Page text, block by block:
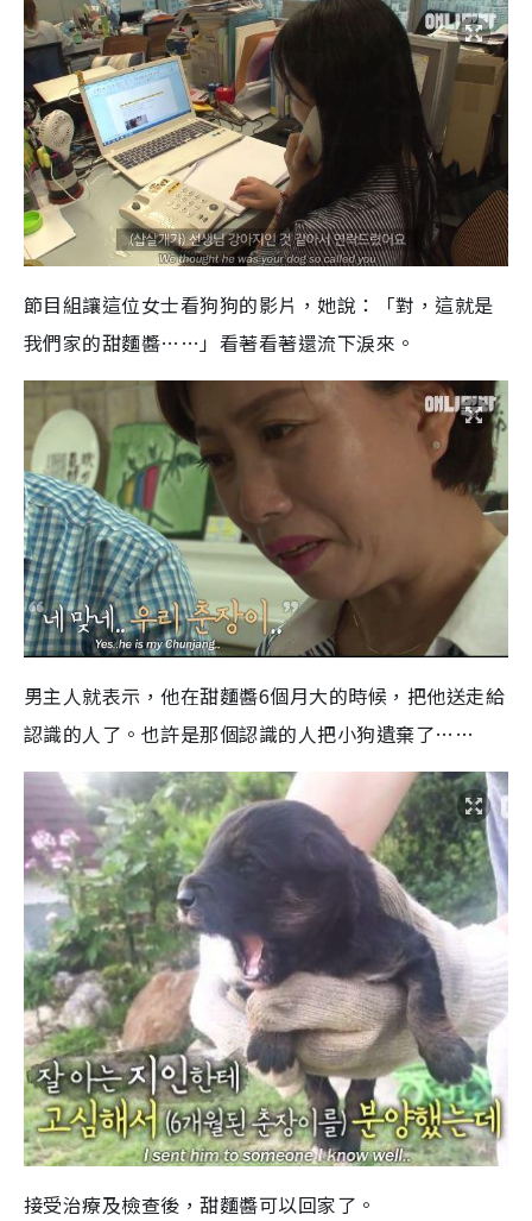
節目組讓這位女士看狗狗的影片，她說：「對，這就是
我們家的甜麵醬……」看著看著還流下淚來。
男主人就表示，他在甜麵醬6個月大的時候，把他送走給
認識的人了。也許是那個認識的人把小狗遺棄了……
接受治療及檢查後，甜麵醬可以回家了。